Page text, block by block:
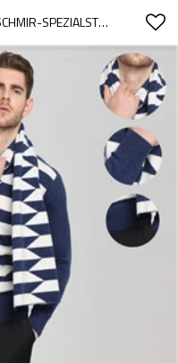
LONG STYLE 100% REINER KASCHMIR-SPEZIALSTREIFENSCHAL FÜR HERREN